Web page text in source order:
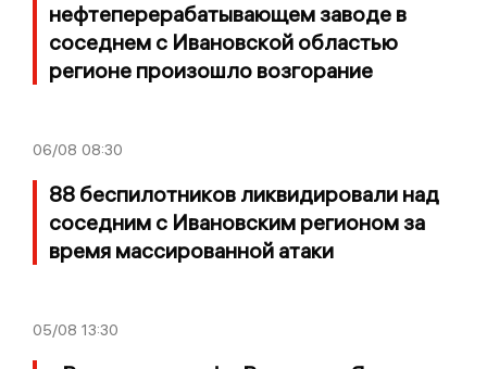
нефтеперерабатывающем заводе в
соседнем с Ивановской областью
регионе произошло возгорание
06/08 08:30
88 беспилотников ликвидировали над
соседним с Ивановским регионом за
время массированной атаки
05/08 13:30